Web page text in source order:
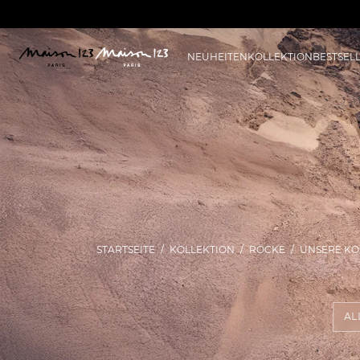
NEUHEITENKOLLEKTION
STARTSEITE KOLLEKTION RÖCKE UNSERE